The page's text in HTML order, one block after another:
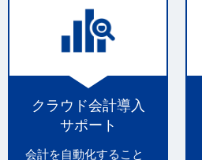
クラウド会計導入
サポート
会計を自動化すること